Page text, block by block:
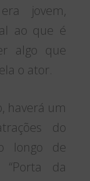
jovem,
ao que é
algo que
o ator.
haverá um
do
longo de
da